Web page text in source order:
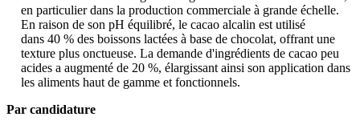
en particulier dans la production commerciale à grande échelle.
En raison de son pH équilibré, le cacao alcalin est utilisé
dans 40 % des boissons lactées à base de chocolat, offrant une
texture plus onctueuse. La demande d'ingrédients de cacao peu
acides a augmenté de 20 %, élargissant ainsi son application dans
les aliments haut de gamme et fonctionnels.
Par candidature